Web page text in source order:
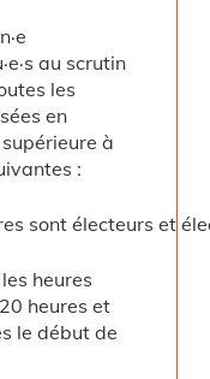
au scrutin
les
en
à
:
sont électeurs et
heures
heures et
le début de